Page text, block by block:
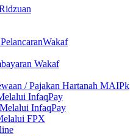
Wakaf
/ Pajakan Hartanah MAIPk
InfaqPay
InfaqPay
FPX